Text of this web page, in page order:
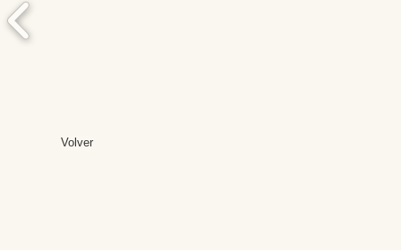
Volver